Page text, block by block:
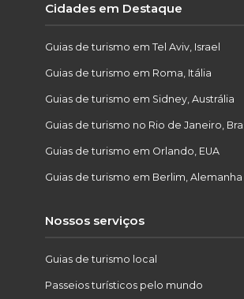
Cidades em Destaque
Guias de turismo em Tel Aviv, Israel
Guias de turismo em Roma, Itália
Guias de turismo em Sidney, Austrália
Guias de turismo no Rio de Janeiro,
Guias de turismo em Orlando, EUA
Guias de turismo em Berlim, Alemanha
Nossos serviços
Guias de turismo local
Passeios turísticos pelo mundo